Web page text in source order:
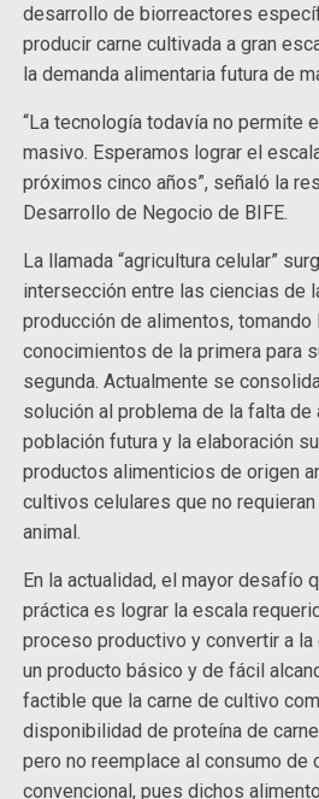
desarrollo de biorreactores
producir carne cultivada a gran
la demanda alimentaria futura de
“La tecnología todavía no permite
masivo. Esperamos lograr el
próximos cinco años”, señaló la
Desarrollo de Negocio de BIFE.
La llamada “agricultura celular”
intersección entre las ciencias de
producción de alimentos, tomando
conocimientos de la primera para
segunda. Actualmente se
solución al problema de la falta de
población futura y la elaboración
productos alimenticios de origen
cultivos celulares que no
animal.
En la actualidad, el mayor desafío
práctica es lograr la escala
proceso productivo y convertir a la
un producto básico y de fácil
factible que la carne de cultivo
disponibilidad de proteína de
pero no reemplace al consumo de
convencional, pues dichos